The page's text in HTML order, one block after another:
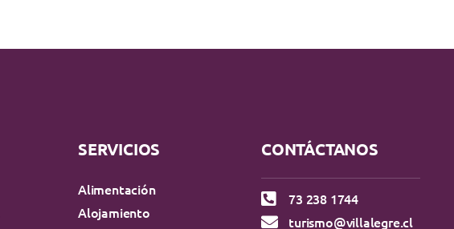
SERVICIOS
Alimentación
Alojamiento
CONTÁCTANOS
73 238 1744
turismo@villalegre.cl